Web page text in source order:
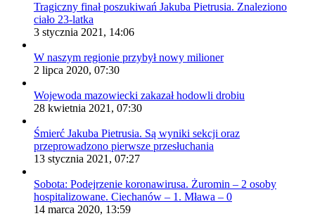
Tragiczny finał poszukiwań Jakuba Pietrusia. Znaleziono
ciało 23-latka
3 stycznia 2021, 14:06
W naszym regionie przybył nowy milioner
2 lipca 2020, 07:30
Wojewoda mazowiecki zakazał hodowli drobiu
28 kwietnia 2021, 07:30
Śmierć Jakuba Pietrusia. Są wyniki sekcji oraz
przeprowadzono pierwsze przesłuchania
13 stycznia 2021, 07:27
Sobota: Podejrzenie koronawirusa. Żuromin – 2 osoby
hospitalizowane. Ciechanów – 1. Mława – 0
14 marca 2020, 13:59